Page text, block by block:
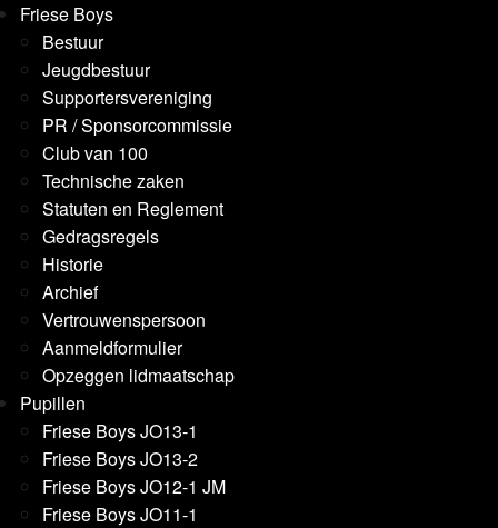
Friese Boys
Bestuur
Jeugdbestuur
Supportersvereniging
PR / Sponsorcommissie
Club van 100
Technische zaken
Statuten en Reglement
Gedragsregels
Historie
Archief
Vertrouwenspersoon
Aanmeldformulier
Opzeggen lidmaatschap
Pupillen
Friese Boys JO13-1
Friese Boys JO13-2
Friese Boys JO12-1 JM
Friese Boys JO11-1